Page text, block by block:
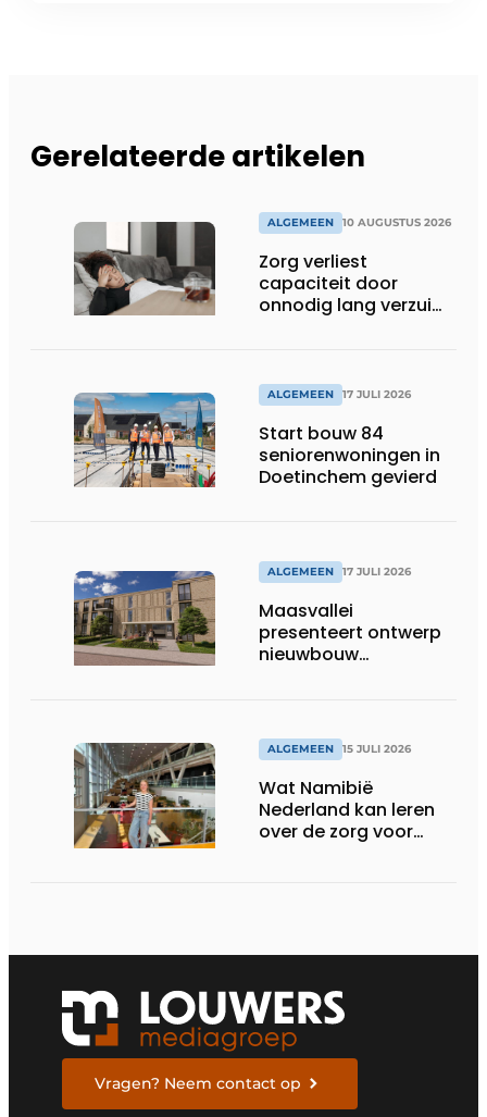
Gerelateerde artikelen
ALGEMEEN 10 AUGUSTUS 2026
Zorg verliest
capaciteit door
onnodig lang verzuim:
ALGEMEEN 17 JULI 2026
Start bouw 84
seniorenwoningen in
Doetinchem gevierd
ALGEMEEN 17 JULI 2026
Maasvallei
presenteert ontwerp
nieuwbouw
ALGEMEEN 15 JULI 2026
Wat Namibië
Nederland kan leren
over de zorg voor
Vragen? Neem contact op